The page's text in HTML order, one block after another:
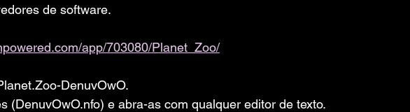
de software.
app/703080/Planet_Zoo/
DenuvOwO.
(DenuvOwO.nfo) e abra-as com qualquer editor de texto.